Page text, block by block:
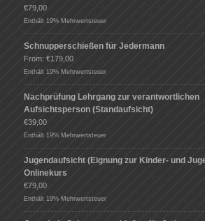
€79,00
Enthält 19% Mehrwertsteuer
Schnupperschießen für Jedermann
From: €179,00
Enthält 19% Mehrwertsteuer
Nachprüfung Lehrgang zur verantwortlichen
Aufsichtsperson (Standaufsicht)
€39,00
Enthält 19% Mehrwertsteuer
Jugendaufsicht (Eignung zur Kinder- und
Onlinekurs
€79,00
Enthält 19% Mehrwertsteuer